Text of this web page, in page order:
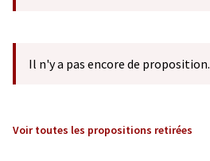
Il n'y a pas encore de proposition.
Voir toutes les propositions retirées